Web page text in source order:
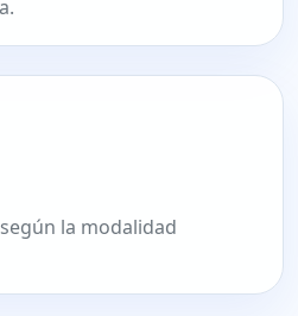
la modalidad